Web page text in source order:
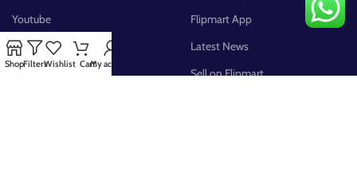
Youtube
Pinterest
FB Group
Flipmart App
Latest News
Sell on Flipmart
ShopFiltersWishlist CartMy account